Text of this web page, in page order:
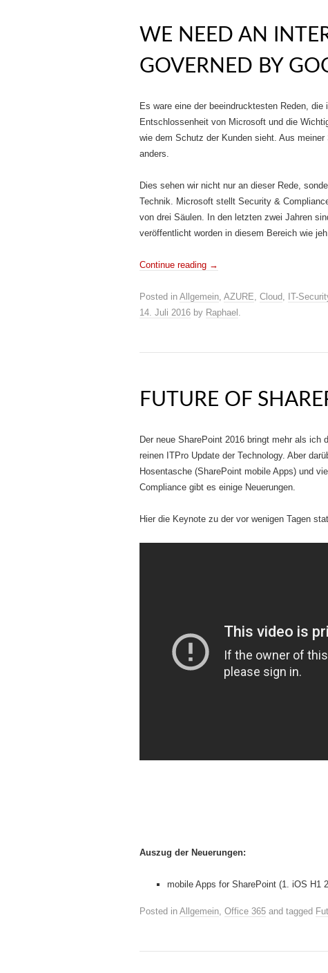
WE NEED AN
GOVERNED BY
Es ware eine der beeindrucktesten Reden,
Entschlossenheit von Microsoft und die
wie dem Schutz der Kunden sieht. Aus
anders.
Dies sehen wir nicht nur an dieser Rede,
Technik. Microsoft stellt Security &
von drei Säulen. In den letzten zwei Jahren
veröffentlicht worden in diesem Bereich wie
Continue reading →
Posted in Allgemein, AZURE, Cloud, IT-
14. Juli 2016 by Raphael .
FUTURE OF
Der neue SharePoint 2016 bringt mehr als
reinen ITPro Update der Technology. Aber
Hosentasche (SharePoint mobile Apps) und
Compliance gibt es einige Neuerungen.
Hier die Keynote zu der vor wenigen Tagen
Auszug der Neuerungen:
mobile Apps for SharePoint (1. iOS H1
Posted in Allgemein, Office 365 and tagged